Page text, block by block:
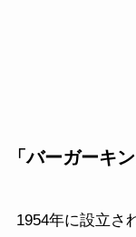
「バーガーキ
1954年に設立さ